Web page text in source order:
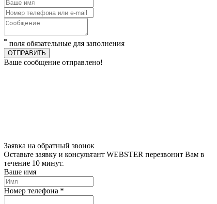
* поля обязательные для заполнения
ОТПРАВИТЬ
Ваше сообщение отправлено!
Заявка на обратный звонок
Оставьте заявку и консультант WEBSTER перезвонит Вам в
течение 10 минут.
Ваше имя
Номер телефона *